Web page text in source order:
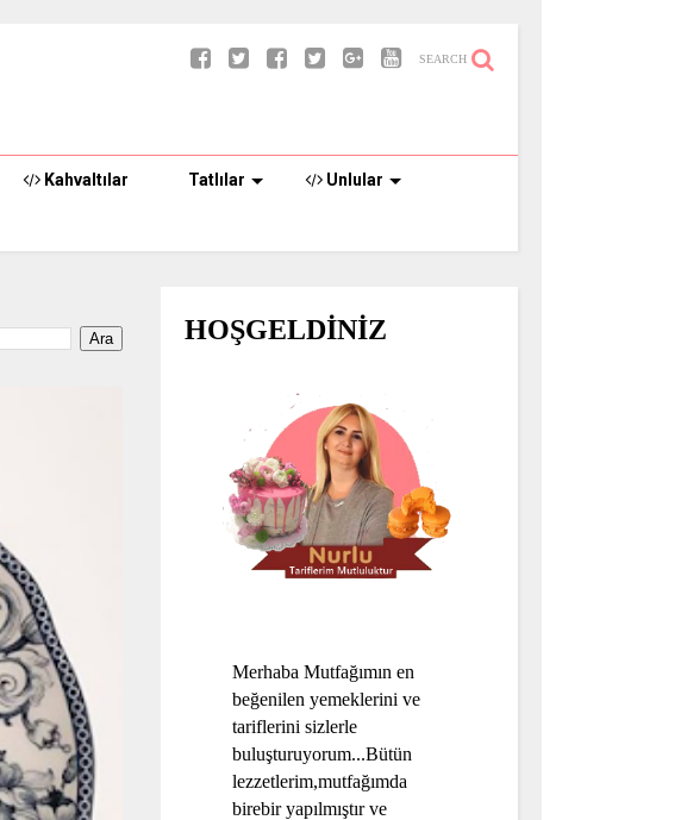
SEARCH
Kahvaltılar Tatlılar Unlular
HOŞGELDİNİZ
Merhaba Mutfağımın en
beğenilen yemeklerini ve
tariflerini sizlerle
buluşturuyorum...Bütün
lezzetlerim,mutfağımda
birebir yapılmıştır ve